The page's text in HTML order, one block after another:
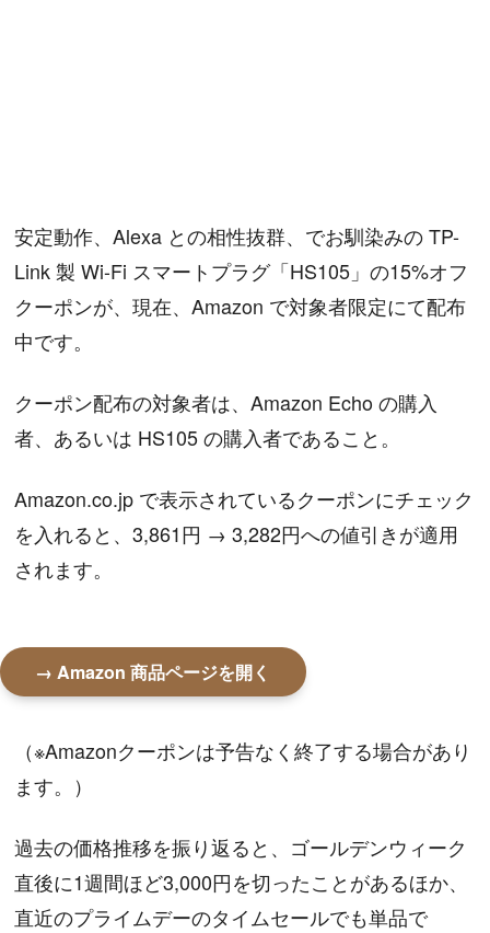
安定動作、Alexa との相性抜群、でお馴染みの TP-
Link 製 Wi-Fi スマートプラグ「HS105」の15%オフ
クーポンが、現在、Amazon で対象者限定にて配布
中です。
クーポン配布の対象者は、Amazon Echo の購入
者、あるいは HS105 の購入者であること。
Amazon.co.jp で表示されているクーポンにチェック
を入れると、3,861円 → 3,282円への値引きが適用
されます。
→ Amazon 商品ページを開く
（※Amazonクーポンは予告なく終了する場合があり
ます。）
過去の価格推移を振り返ると、ゴールデンウィーク
直後に1週間ほど3,000円を切ったことがあるほか、
直近のプライムデーのタイムセールでも単品で